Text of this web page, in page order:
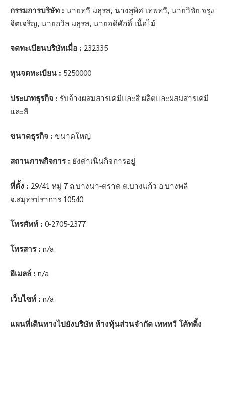
กรรมการบริษัท : นายทวี มธุรส, นางสุพิศ เทพทวี, นายวิชัย จรุง
จิตเจริญ, นายถวิล มธุรส, นายอดิศักดิ์ เนื้อไม้
จดทะเบียนบริษัทเมื่อ : 232335
ทุนจดทะเบียน : 5250000
ประเภทธุรกิจ : รับจ้างผสมสารเคมีและสี ผลิตและผสมสารเคมี
และสี
ขนาดธุรกิจ : ขนาดใหญ่
สถานภาพกิจการ : ยังดำเนินกิจการอยู่
ที่ตั้ง : 29/41 หมู่ 7 ถ.บางนา-ตราด ต.บางแก้ว อ.บางพลี
จ.สมุทรปราการ 10540
โทรศัพท์ : 0-2705-2377
โทรสาร : n/a
อีเมลล์ : n/a
เว็บไซท์ : n/a
แผนที่เดินทางไปยังบริษัท ห้างหุ้นส่วนจำกัด เทพทวี โค้ทติ้ง